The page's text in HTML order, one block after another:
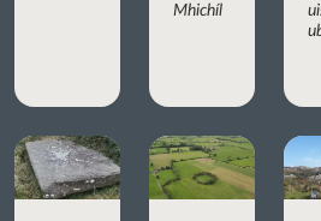
Mhichíl